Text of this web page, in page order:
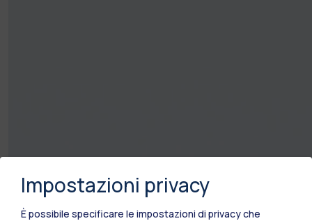
Impostazioni privacy
È possibile specificare le impostazioni di privacy che